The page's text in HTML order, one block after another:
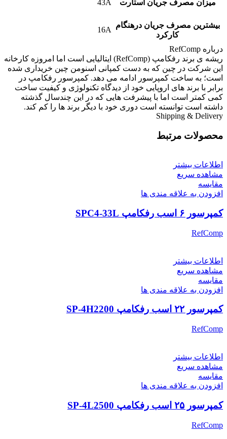
میزان مصرف جریان استارت 43A
بیشترین مصرف جریان درهنگام
کارکرد
16A
درباره RefComp
ریشه ی برند رفکامپ (RefComp) ایتالیایی است اما امروزه کارخانه
این شرکت در چین که به دست کمپانی اسنومن چین خریداری شده
است؛ به ساخت کمپرسور ادامه می دهد. کمپرسور رفکامپ در
برابر با برند های اروپایی خود از دیدگاه تکنولوژی و کیفیت ساخت
کمی کمتر است اما با پیشرفت هایی که در این چندسال گذشته
داشته است توانسته است دوری خود با دیگر برند ها را کم کند.
Shipping & Delivery
محصولات مرتبط
اطلاعات بیشتر
مشاهده سریع
مقایسه
افزودن به علاقه مندی ها
کمپرسور ۶ اسب رفکامپ SPC4-33L
RefComp
اطلاعات بیشتر
مشاهده سریع
مقایسه
افزودن به علاقه مندی ها
کمپرسور ۲۲ اسب رفکامپ SP-4H2200
RefComp
اطلاعات بیشتر
مشاهده سریع
مقایسه
افزودن به علاقه مندی ها
کمپرسور ۲۵ اسب رفکامپ SP-4L2500
RefComp